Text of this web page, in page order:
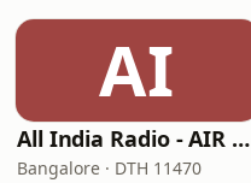
AI
All India Radio - AIR Kannada
Bangalore · DTH 11470